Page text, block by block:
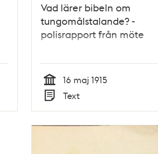
Vad lärer bibeln om
tungomålstalande? -
polisrapport från möte
Tid
16 maj 1915
Typ
Text